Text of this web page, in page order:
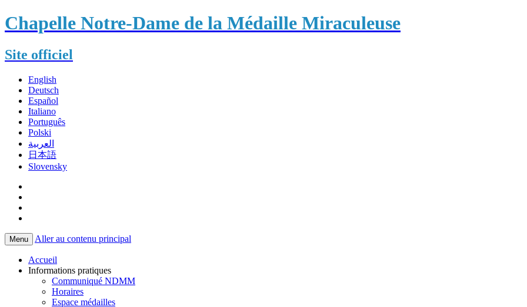
Chapelle Notre-Dame de la Médaille Miraculeuse
Site officiel
English
Deutsch
Español
Italiano
Português
Polski
العربية
日本語
Slovensky
Menu Aller au contenu principal
Accueil
Informations pratiques
Communiqué NDMM
Horaires
Espace médailles